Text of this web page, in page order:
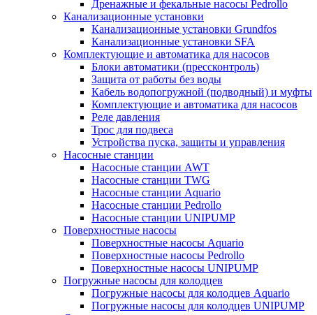
Дренажные и фекальные насосы Pedrollo
Канализационные установки
Канализационные установки Grundfos
Канализационные установки SFA
Комплектующие и автоматика для насосов
Блоки автоматики (прессконтроль)
Защита от работы без воды
Кабель водопогружной (подводный) и муфты
Комплектующие и автоматика для насосов
Реле давления
Трос для подвеса
Устройства пуска, защиты и управления
Насосные станции
Насосные станции AWT
Насосные станции TWG
Насосные станции Aquario
Насосные станции Pedrollo
Насосные станции UNIPUMP
Поверхностные насосы
Поверхностные насосы Aquario
Поверхностные насосы Pedrollo
Поверхностные насосы UNIPUMP
Погружные насосы для колодцев
Погружные насосы для колодцев Aquario
Погружные насосы для колодцев UNIPUMP